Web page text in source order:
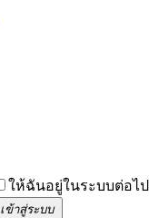
ให้ฉันอยู่ในระบบต่อไป
เข้าสู่ระบบ